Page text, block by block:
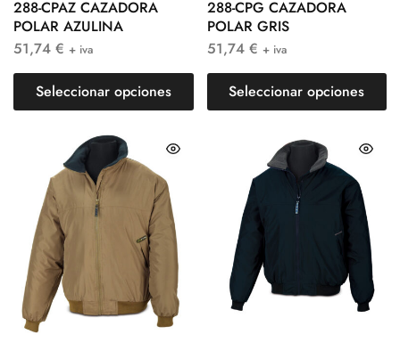
288-CPAZ CAZADORA
POLAR AZULINA
51,74 € + iva
Seleccionar opciones
288-CPG CAZADORA
POLAR GRIS
51,74 € + iva
Seleccionar opciones